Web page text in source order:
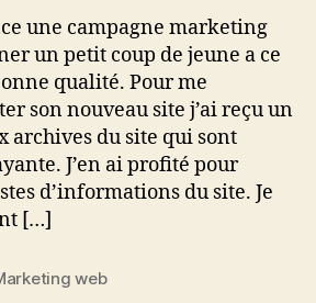
à
la
une
une campagne marketing
un petit coup de jeune a ce
qualité. Pour me
son nouveau site j’ai reçu un
archives du site qui sont
J’en ai profité pour
d’informations du site. Je
[…]
web